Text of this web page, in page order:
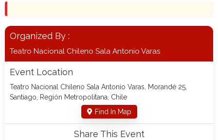
Organized By :
Teatro Nacional Chileno Sala Antonio Varas
Event Location
Teatro Nacional Chileno Sala Antonio Varas, Morandé 25,
Santiago, Región Metropolitana, Chile
Find In Map
Share This Event